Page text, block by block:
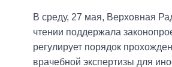
В среду, 27 мая, Верховная
чтении поддержала
регулирует порядок
врачебной экспертизы для